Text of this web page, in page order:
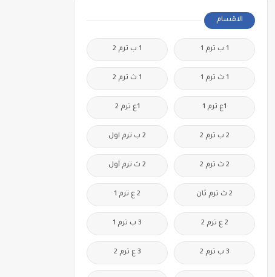
الاقسام
1 ب ترم 1 1 ب ترم 2
1 ث ترم 1 1 ث ترم 2
1ع ترم 1 1ع ترم 2
2 ب ترم 2 2 ب ترم اول
2 ث ترم 2 2 ث ترم أول
2 ث ترم ثان 2 ع ترم 1
2 ع ترم 2 3 ب ترم 1
3 ب ترم 2 3 ع ترم 2